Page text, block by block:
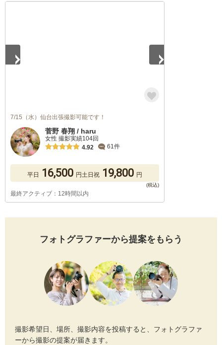
7/15（水）仙台出張撮影可能です！
菅野 春翔 / haru
女性 撮影実績104回
4.92
61件
平日 16,500 円土日祝 19,800 円
最終アクティブ：12時間以内
フォトグラファーから提案をもらう
撮影希望日、場所、撮影内容を投稿すると、フォトグラファ
ーから撮影の提案が届きます。